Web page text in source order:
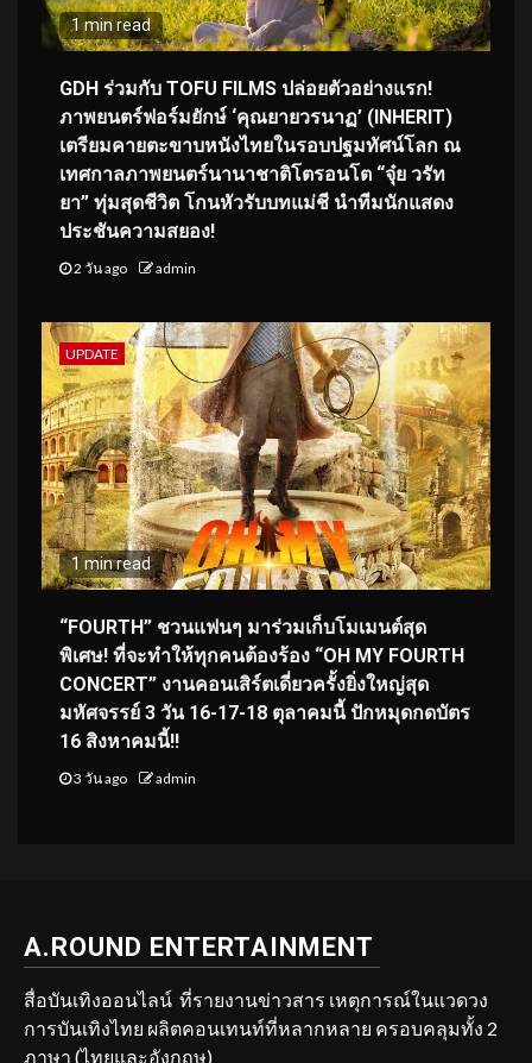
1 min read
GDH ร่วมกับ TOFU FILMS ปล่อยตัวอย่างแรก!
ภาพยนตร์ฟอร์มยักษ์ ‘คุณยายวรนาฏ’ (INHERIT)
เตรียมคายตะขาบหนังไทยในรอบปฐมทัศน์โลก ณ
เทศกาลภาพยนตร์นานาชาติโตรอนโต “จุ๋ย วรัท
ยา” ทุ่มสุดชีวิต โกนหัวรับบทแม่ชี นำทีมนักแสดง
ประชันความสยอง!
2 วัน ago admin
UPDATE
1 min read
“FOURTH” ชวนแฟนๆ มาร่วมเก็บโมเมนต์สุด
พิเศษ! ที่จะทำให้ทุกคนต้องร้อง “OH MY FOURTH
CONCERT” งานคอนเสิร์ตเดี่ยวครั้งยิ่งใหญ่สุด
มหัศจรรย์ 3 วัน 16-17-18 ตุลาคมนี้ ปักหมุดกดบัตร
16 สิงหาคมนี้!!
3 วัน ago admin
A.ROUND ENTERTAINMENT
สื่อบันเทิงออนไลน์ ที่รายงานข่าวสาร เหตุการณ์ในแวดวง
การบันเทิงไทย ผลิตคอนเทนท์ที่หลากหลาย ครอบคลุมทั้ง 2
ภาษา (ไทยและอังกฤษ)